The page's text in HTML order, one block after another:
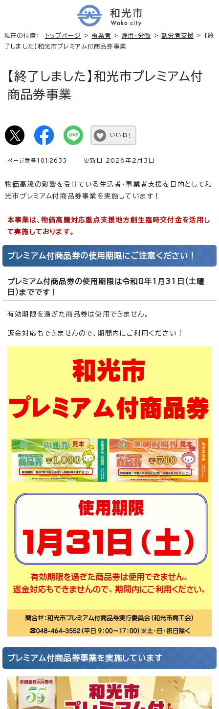
現在の位置： トップページ >事業者 > 雇用・労働 >勤労者支援 > 【終
了しました】和光市プレミアム付商品券事業
【終了しました】和光市プレミアム付
商品券事業
いいね！
ページ番号1012633 更新日 2026年2月3日
物価高騰の影響を受けている生活者・事業者支援を目的として和
光市プレミアム付商品券事業を実施しています！
本事業は、物価高騰対応重点支援地方創生臨時交付金を活用し
て実施しております。
プレミアム付商品券の使用期限にご注意ください！
プレミアム付商品券の使用期限は令和8年1月31日（土曜
日）までです！
有効期限を過ぎた商品券は使用できません。
返金対応もできませんので、期間内にご利用ください！
プレミアム付商品券事業を実施しています